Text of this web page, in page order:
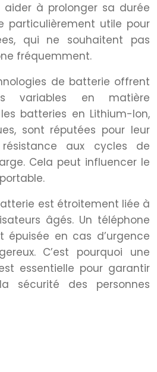
à prolonger sa durée
particulièrement utile pour
qui ne souhaitent pas
fréquemment.
de batterie offrent
variables en matière
les batteries en Lithium-Ion,
sont réputées pour leur
aux cycles de
Cela peut influencer le
est étroitement liée à
âgés. Un téléphone
en cas d’urgence
C’est pourquoi une
essentielle pour garantir
sécurité des personnes